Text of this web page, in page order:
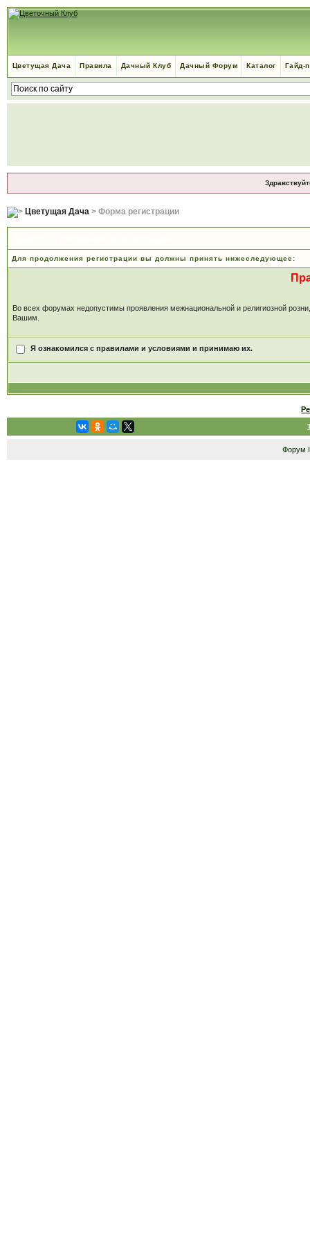
Цветущая Дача Правила Дачный Клуб Дачный Форум Каталог Гайд-
Цветущая Дача> Форма регистрации
Для продолжения регистрации вы должны принять нижеследующее:
Во всех форумах недопустимы проявления межнациональной и религиозной
Вашим.
Я ознакомился с правилами и условиями и принимаю их.
Форум